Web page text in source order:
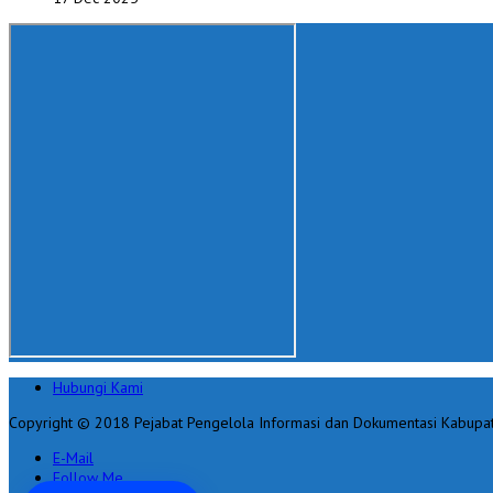
Hubungi Kami
Copyright © 2018 Pejabat Pengelola Informasi dan Dokumentasi
E-Mail
Follow Me